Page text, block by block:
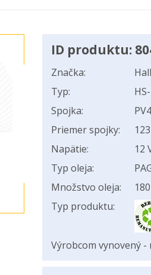
ID produktu:
Značka:
Typ:
Spojka:
PV4
Priemer spojky:
Napätie:
12
Typ oleja:
Množstvo oleja:
Typ produktu:
Výrobcom vynovený -